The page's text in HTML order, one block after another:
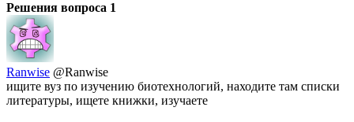
Решения вопроса 1
Ranwise @Ranwise
ищите вуз по изучению биотехнологий, находите там списки
литературы, ищете книжки, изучаете